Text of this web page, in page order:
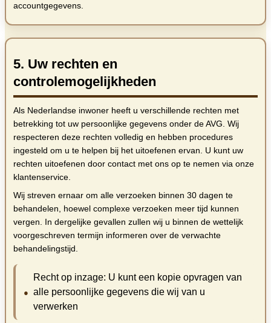
accountgegevens.
5. Uw rechten en
controlemogelijkheden
Als Nederlandse inwoner heeft u verschillende rechten met
betrekking tot uw persoonlijke gegevens onder de AVG. Wij
respecteren deze rechten volledig en hebben procedures
ingesteld om u te helpen bij het uitoefenen ervan. U kunt uw
rechten uitoefenen door contact met ons op te nemen via onze
klantenservice.
Wij streven ernaar om alle verzoeken binnen 30 dagen te
behandelen, hoewel complexe verzoeken meer tijd kunnen
vergen. In dergelijke gevallen zullen wij u binnen de wettelijk
voorgeschreven termijn informeren over de verwachte
behandelingstijd.
Recht op inzage: U kunt een kopie opvragen van
alle persoonlijke gegevens die wij van u
verwerken